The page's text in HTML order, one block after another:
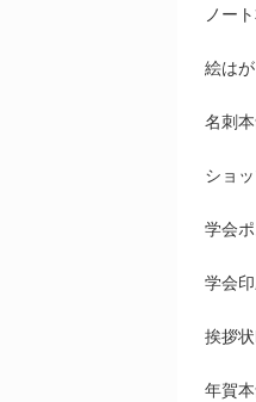
ノー
絵は
名刺
ショ
学会
学会
挨拶
年賀